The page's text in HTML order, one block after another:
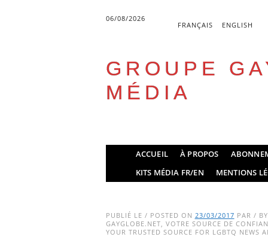
06/08/2026
FRANÇAIS ENGLISH
GROUPE
MÉDIA
Main menu
ACCUEIL À PROPOS
KITS MÉDIA FR/EN
MENTIONS
PUBLIÉ LE / POSTED ON 23/03/2017 PAR /
GAYGLOBE.NET, VOTRE SOURCE DE
YOUR TRUSTED SOURCE FOR LGBTQ NEWS